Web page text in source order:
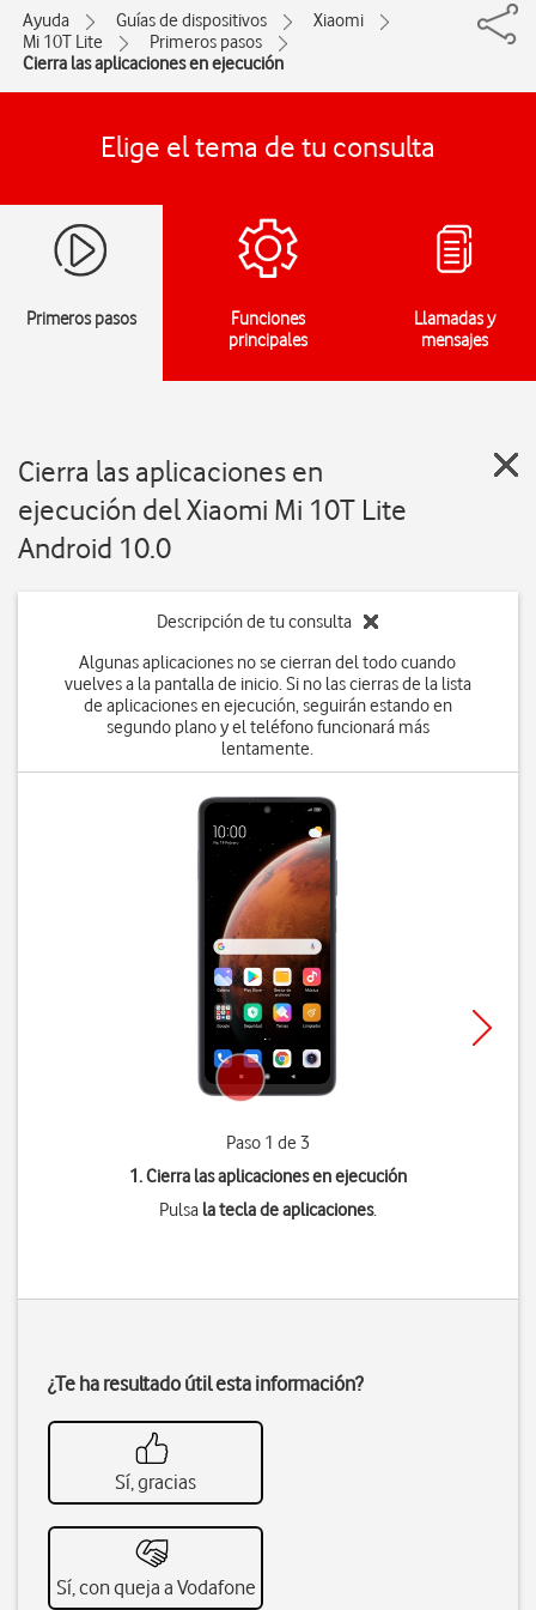
Ayuda Guías de dispositivos
Xiaomi
Mi 10T Lite
Primeros pasos
Cierra las aplicaciones en ejecución
Elige el tema de tu consulta
Primeros pasos
Funciones
principales
Llamadas y
mensajes
Cierra las aplicaciones en
ejecución del Xiaomi Mi 10T Lite
Android 10.0
Descripción de tu consulta
Algunas aplicaciones no se cierran del todo cuando
vuelves a la pantalla de inicio. Si no las cierras de la lista
de aplicaciones en ejecución, seguirán estando en
segundo plano y el teléfono funcionará más
lentamente.
Paso 1 de 3
1. Cierra las aplicaciones en ejecución
Pulsa la tecla de aplicaciones.
¿Te ha resultado útil esta información?
Sí, gracias
Sí, con queja a Vodafone